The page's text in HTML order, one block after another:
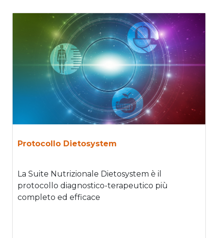
Protocollo Dietosystem
La Suite Nutrizionale Dietosystem è il
protocollo diagnostico-terapeutico più
completo ed efficace